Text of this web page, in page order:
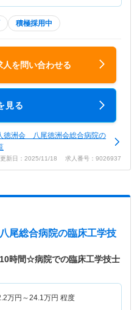
積極採用中
人を問い合わせる
見る
徳洲会 八尾徳洲会総合病院の
更新日：2025/11/18 求人番号：9026937
尾総合病院の臨床工学技
時間☆病院での臨床工学技士
万円～24.1万円 程度